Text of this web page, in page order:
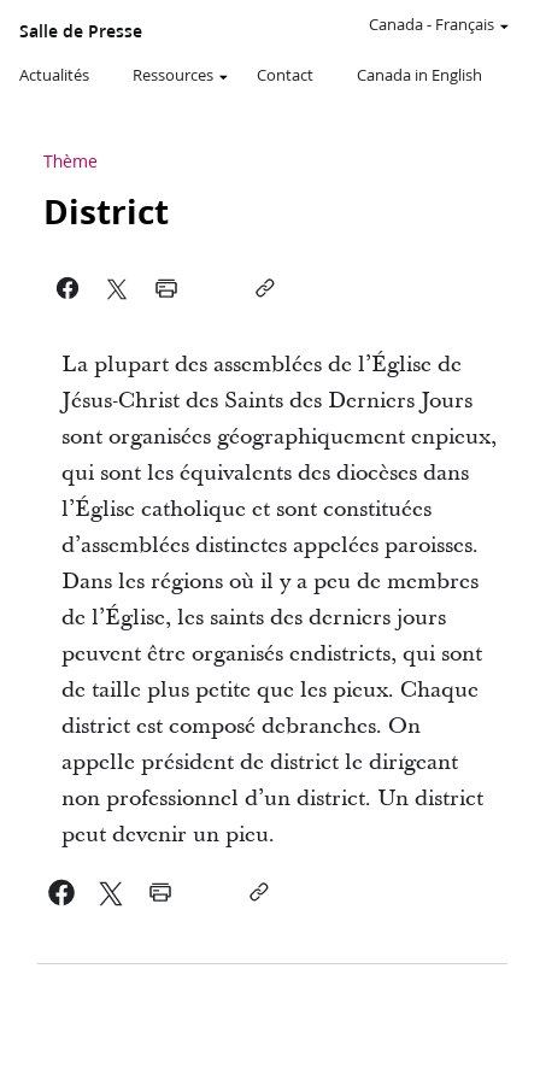
Salle de Presse
Actualités Ressources Contact Canada in English
Canada- Français
Thème
District
La plupart des assemblées de l’Église de
Jésus-Christ des Saints des Derniers Jours
sont organisées géographiquement enpieux,
qui sont les équivalents des diocèses dans
l’Église catholique et sont constituées
d’assemblées distinctes appelées paroisses.
Dans les régions où il y a peu de membres
de l’Église, les saints des derniers jours
peuvent être organisés endistricts, qui sont
de taille plus petite que les pieux. Chaque
district est composé debranches. On
appelle président de district le dirigeant
non professionnel d’un district. Un district
peut devenir un pieu.